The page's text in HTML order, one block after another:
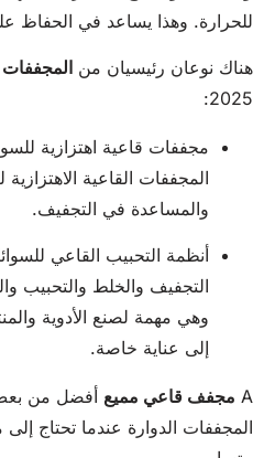
للحرارة. وهذا يساعد في الحفاظ
هناك نوعان رئيسيان من المجففات
2025:
مجففات قاعية اهتزازية
المجففات القاعية
والمساعدة في التجفيف.
أنظمة التحبيب القاعي
التجفيف والخلط والتحبيب
وهي مهمة لصنع الأدوية
إلى عناية خاصة.
A مجفف قاعي مميع أفضل من بعض
المجففات الدوارة عندما تحتاج